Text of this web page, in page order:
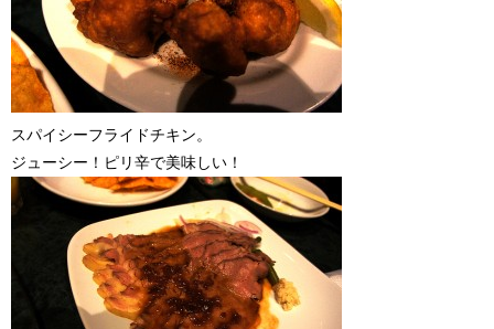
スパイシーフライドチキン。
ジューシー！ピリ辛で美味しい！